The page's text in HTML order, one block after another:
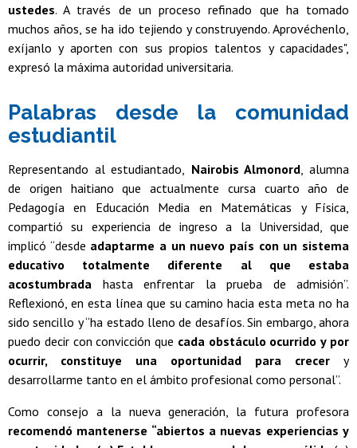
ustedes. A través de un proceso refinado que ha tomado
muchos años, se ha ido tejiendo y construyendo. Aprovéchenlo,
exíjanlo y aporten con sus propios talentos y capacidades",
expresó la máxima autoridad universitaria.
Palabras desde la comunidad
estudiantil
Representando al estudiantado, Nairobis Almonord, alumna
de origen haitiano que actualmente cursa cuarto año de
Pedagogía en Educación Media en Matemáticas y Física,
compartió su experiencia de ingreso a la Universidad, que
implicó “desde adaptarme a un nuevo país con un sistema
educativo totalmente diferente al que estaba
acostumbrada hasta enfrentar la prueba de admisión”.
Reflexionó, en esta línea que su camino hacia esta meta no ha
sido sencillo y “ha estado lleno de desafíos. Sin embargo, ahora
puedo decir con convicción que cada obstáculo ocurrido y por
ocurrir, constituye una oportunidad para crecer y
desarrollarme tanto en el ámbito profesional como personal”.
Como consejo a la nueva generación, la futura profesora
recomendó mantenerse “abiertos a nuevas experiencias y